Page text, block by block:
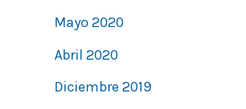
Mayo 2020
Abril 2020
Diciembre 2019